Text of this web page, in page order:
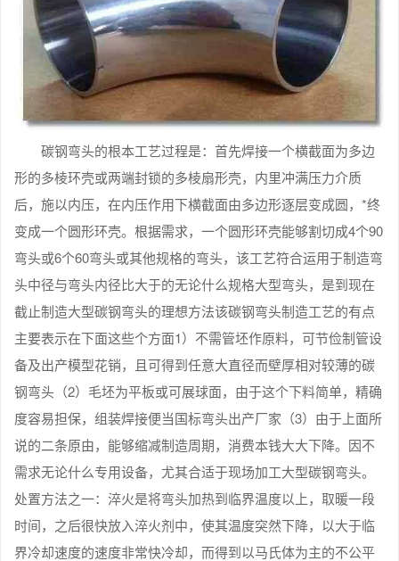
碳钢弯头的根本工艺过程是：首先焊接一个横截面为多边
形的多棱环壳或两端封锁的多棱扇形壳，内里冲满压力介质
后，施以内压，在内压作用下横截面由多边形逐层变成圆，*终
变成一个圆形环壳。根据需求，一个圆形环壳能够割切成4个90
弯头或6个60弯头或其他规格的弯头，该工艺符合运用于制造弯
头中径与弯头内径比大于的无论什么规格大型弯头，是到现在
截止制造大型碳钢弯头的理想方法该碳钢弯头制造工艺的有点
主要表示在下面这些个方面1）不需管坯作原料，可节俭制管设
备及出产模型花销，且可得到任意大直径而壁厚相对较薄的碳
钢弯头（2）毛坯为平板或可展球面，由于这个下料简单，精确
度容易担保，组装焊接便当国标弯头出产厂家（3）由于上面所
说的二条原由，能够缩减制造周期，消费本钱大大下降。因不
需求无论什么专用设备，尤其合适于现场加工大型碳钢弯头。
处置方法之一：淬火是将弯头加热到临界温度以上，取暖一段
时间，之后很快放入淬火剂中，使其温度突然下降，以大于临
界冷却速度的速度非常快冷却，而得到以马氏体为主的不公平